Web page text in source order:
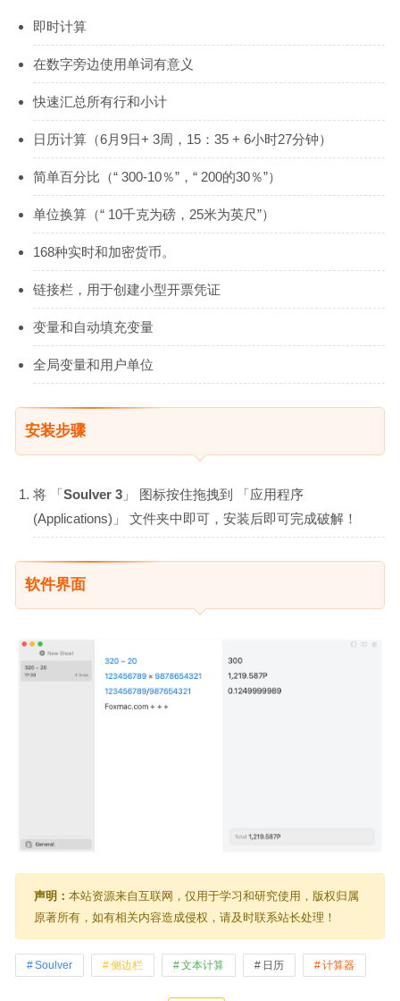
即时计算
在数字旁边使用单词有意义
快速汇总所有行和小计
日历计算（6月9日+ 3周，15：35 + 6小时27分钟）
简单百分比（“ 300-10％”，“ 200的30％”）
单位换算（“ 10千克为磅，25米为英尺”）
168种实时和加密货币。
链接栏，用于创建小型开票凭证
变量和自动填充变量
全局变量和用户单位
安装步骤
将 「Soulver 3 」 图标按住拖拽到 「应用程序
(Applications)」 文件夹中即可，安装后即可完成破解！
软件界面
声明： 本站资源来自互联网，仅用于学习和研究使用，版权归属
原著所有，如有相关内容造成侵权，请及时联系站长处理！
Soulver 侧边栏 文本计算 日历 计算器